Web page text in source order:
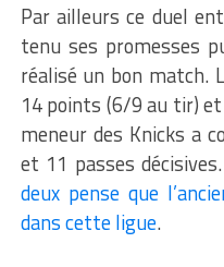
Par ailleurs ce duel
tenu ses promesses
réalisé un bon match.
14 points (6/9 au tir)
meneur des Knicks a
et 11 passes décisives.
deux pense que
dans cette ligue.